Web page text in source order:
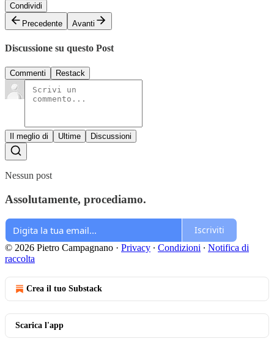
Condividi
Precedente
Avanti
Discussione su questo Post
Commenti Restack
Il meglio di Ultime Discussioni
Nessun post
Assolutamente, procediamo.
Iscriviti
© 2026 Pietro Campagnano · Privacy ∙ Condizioni ∙ Notifica di
raccolta
Crea il tuo Substack
Scarica l'app